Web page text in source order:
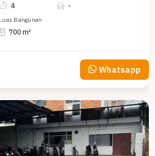
4 -
Luas Bangunan
700 m²
Whatsapp